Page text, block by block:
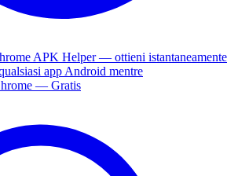
APK Helper — ottieni istantaneamente
app Android mentre
— Gratis